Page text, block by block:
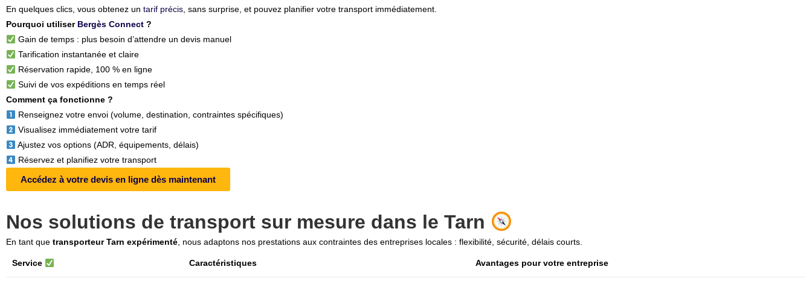
En quelques clics, vous obtenez un tarif précis, sans surprise, et pouvez planifier votre transport immédiatement.
Pourquoi utiliser Bergès Connect ?
Gain de temps : plus besoin d’attendre un devis manuel
Tarification instantanée et claire
Réservation rapide, 100 % en ligne
Suivi de vos expéditions en temps réel
Comment ça fonctionne ?
Renseignez votre envoi (volume, destination, contraintes spécifiques)
Visualisez immédiatement votre tarif
Ajustez vos options (ADR, équipements, délais)
Réservez et planifiez votre transport
Accédez à votre devis en ligne dès maintenant
Nos solutions de transport sur mesure dans le Tarn
En tant que transporteur Tarn expérimenté, nous adaptons nos prestations aux contraintes des entreprises locales : flexibilité, sécurité, délais courts.
Service Caractéristiques Avantages pour votre entreprise